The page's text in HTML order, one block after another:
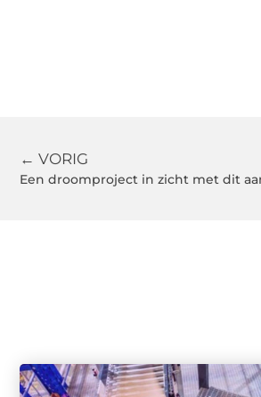
← VORIG
Een droomproject in zicht met dit